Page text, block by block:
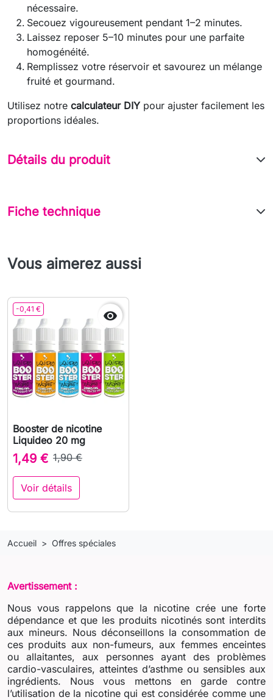
nécessaire.
Secouez vigoureusement pendant 1–2 minutes.
Laissez reposer 5–10 minutes pour une parfaite
homogénéité.
Remplissez votre réservoir et savourez un mélange
fruité et gourmand.
Utilisez notre calculateur DIY pour ajuster facilement les
proportions idéales.
Détails du produit
Fiche technique
Vous aimerez aussi
-0,41 € 
Booster de nicotine
Liquideo 20 mg
1,49 € 1,90 €
Voir détails
Accueil Offres spéciales
Avertissement :
Nous vous rappelons que la nicotine crée une forte
dépendance et que les produits nicotinés sont interdits
aux mineurs. Nous déconseillons la consommation de
ces produits aux non-fumeurs, aux femmes enceintes
ou allaitantes, aux personnes ayant des problèmes
cardio-vasculaires, atteintes d’asthme ou sensibles aux
ingrédients. Nous vous mettons en garde contre
l’utilisation de la nicotine qui est considérée comme une